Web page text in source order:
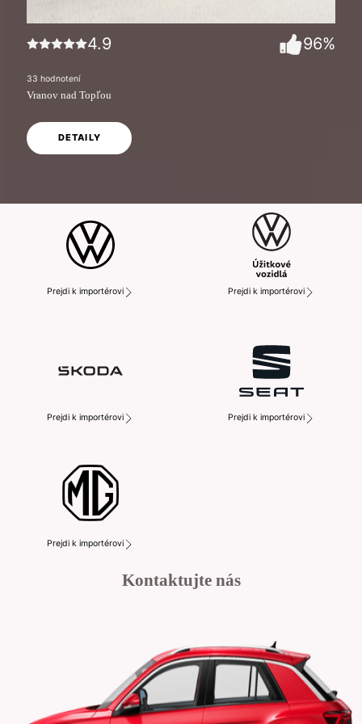
4.9 96%
33 hodnotení
Vranov nad Topľou
DETAILY
Prejdi k importérovi Prejdi k importérovi
Prejdi k importérovi Prejdi k importérovi
Prejdi k importérovi
Kontaktujte nás